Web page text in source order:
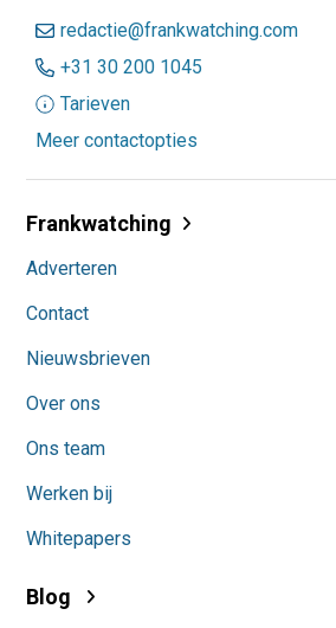
redactie@frankwatching.com
+31 30 200 1045
Tarieven
Meer contactopties
Frankwatching
Adverteren
Contact
Nieuwsbrieven
Over ons
Ons team
Werken bij
Whitepapers
Blog